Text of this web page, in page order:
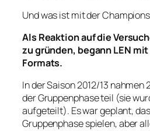
Und was ist mit der
Als Reaktion auf die
zu gründen, begann LEN
Formats.
In der Saison 2012/13 nahmen
der Gruppenphase teil (sie
aufgeteilt). Es war geplant,
Gruppenphase spielen, aber